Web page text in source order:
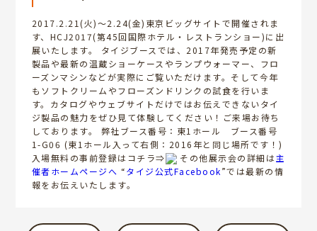
2017.2.21(火)～2.24(金)東京ビッグサイトで開催されま
す、HCJ2017(第45回国際ホテル・レストランショー)に出
展いたします。 タイジブースでは、2017年発売予定の新
製品や最新の温蔵ショーケースやランプウォーマー、フロ
ーズンマシンなどが実際にご覧いただけます。そして今年
もソフトクリームやフローズンドリンクの試食を行いま
す。カタログやウェブサイトだけではお伝えできないタイ
ジ製品の魅力をぜひ見て体験してください！ご来場お待ち
しております。 弊社ブース番号：東1ホール ブース番号
1-G06 (東1ホール入って右側：2016年と同じ場所です！)
入場無料の事前登録はコチラ⇒
その他展示会の詳細は主
催者ホームページへ “タイジ公式Facebook”では最新の情
報をお伝えいたします。